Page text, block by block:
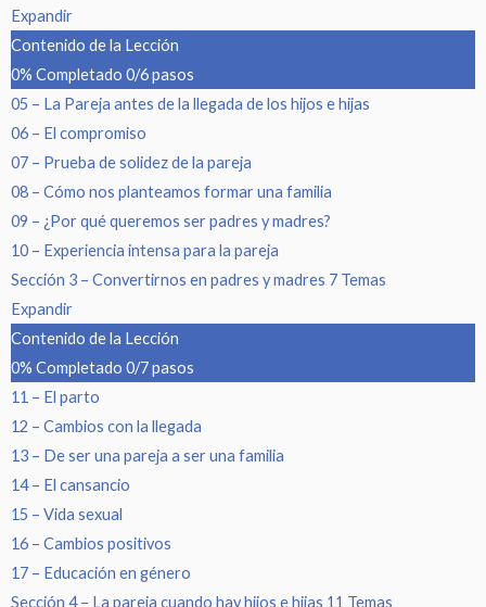
Expandir
Contenido de la Lección
0% Completado 0/6 pasos
05 – La Pareja antes de la llegada de los hijos e hijas
06 – El compromiso
07 – Prueba de solidez de la pareja
08 – Cómo nos planteamos formar una familia
09 – ¿Por qué queremos ser padres y madres?
10 – Experiencia intensa para la pareja
Sección 3 – Convertirnos en padres y madres 7 Temas
Expandir
Contenido de la Lección
0% Completado 0/7 pasos
11 – El parto
12 – Cambios con la llegada
13 – De ser una pareja a ser una familia
14 – El cansancio
15 – Vida sexual
16 – Cambios positivos
17 – Educación en género
Sección 4 – La pareja cuando hay hijos e hijas 11 Temas